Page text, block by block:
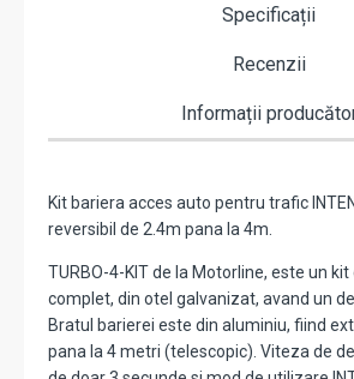
Specificații
Recenzii
Informații
Kit bariera acces auto pentru trafic
reversibil de 2.4m pana la 4m.
TURBO-4-KIT de la Motorline, este un
complet, din otel galvanizat, avand un
Bratul barierei este din aluminiu, fiind
pana la 4 metri (telescopic). Viteza de